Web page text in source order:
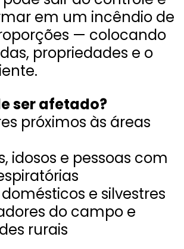
em um incêndio de
— colocando
propriedades e o
ser afetado?
próximos às áreas
idosos e pessoas com
e silvestres
do campo e
rurais